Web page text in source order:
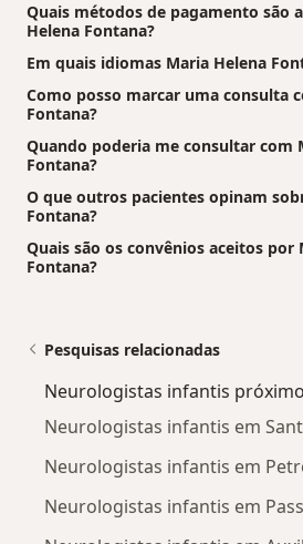
Quais métodos de pagamento são
Helena Fontana?
Em quais idiomas Maria Helena
Como posso marcar uma consulta
Fontana?
Quando poderia me consultar com
Fontana?
O que outros pacientes opinam
Fontana?
Quais são os convênios aceitos por
Fontana?
Pesquisas relacionadas
Neurologistas infantis
Neurologistas infantis em
Neurologistas infantis em
Neurologistas infantis em